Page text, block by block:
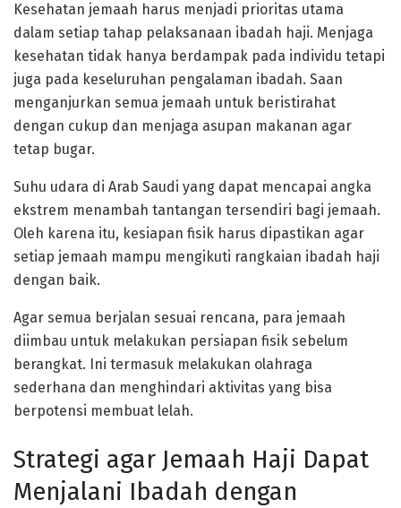
Kesehatan jemaah harus menjadi prioritas utama
dalam setiap tahap pelaksanaan ibadah haji. Menjaga
kesehatan tidak hanya berdampak pada individu tetapi
juga pada keseluruhan pengalaman ibadah. Saan
menganjurkan semua jemaah untuk beristirahat
dengan cukup dan menjaga asupan makanan agar
tetap bugar.
Suhu udara di Arab Saudi yang dapat mencapai angka
ekstrem menambah tantangan tersendiri bagi jemaah.
Oleh karena itu, kesiapan fisik harus dipastikan agar
setiap jemaah mampu mengikuti rangkaian ibadah haji
dengan baik.
Agar semua berjalan sesuai rencana, para jemaah
diimbau untuk melakukan persiapan fisik sebelum
berangkat. Ini termasuk melakukan olahraga
sederhana dan menghindari aktivitas yang bisa
berpotensi membuat lelah.
Strategi agar Jemaah Haji Dapat
Menjalani Ibadah dengan